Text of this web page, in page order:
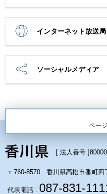
インターネット放送局
ソーシャルメディア
ペー
[ 法人番号 ]
〒760-8570 香川県高松市番町四
代表電話 : 087-831-